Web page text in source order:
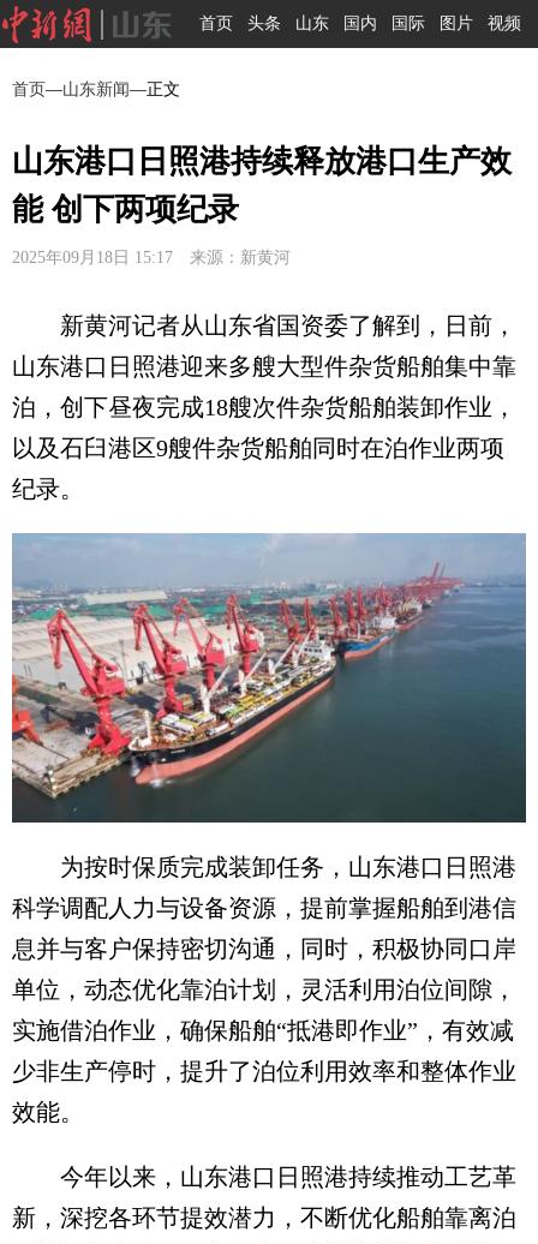
首页 头条 山东 国内 国际 图片 视频
首页—山东新闻—正文
山东港口日照港持续释放港口生产效
能 创下两项纪录
2025年09月18日 15:17 来源：新黄河
新黄河记者从山东省国资委了解到，日前，
山东港口日照港迎来多艘大型件杂货船舶集中靠
泊，创下昼夜完成18艘次件杂货船舶装卸作业，
以及石臼港区9艘件杂货船舶同时在泊作业两项
纪录。
为按时保质完成装卸任务，山东港口日照港
科学调配人力与设备资源，提前掌握船舶到港信
息并与客户保持密切沟通，同时，积极协同口岸
单位，动态优化靠泊计划，灵活利用泊位间隙，
实施借泊作业，确保船舶“抵港即作业”，有效减
少非生产停时，提升了泊位利用效率和整体作业
效能。
今年以来，山东港口日照港持续推动工艺革
新，深挖各环节提效潜力，不断优化船舶靠离泊